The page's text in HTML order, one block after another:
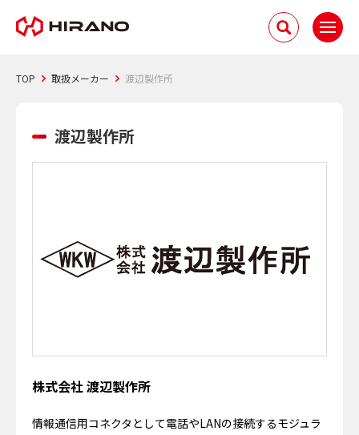
TOP 取扱メーカー 渡辺製作所
渡辺製作所
株式会社 渡辺製作所
情報通信用コネクタとして電話やLANの接続するモジュラ